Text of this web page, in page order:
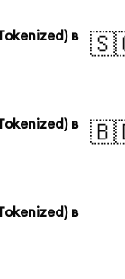
в
в
в